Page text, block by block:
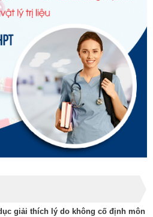
giải thích lý do không cố định môn